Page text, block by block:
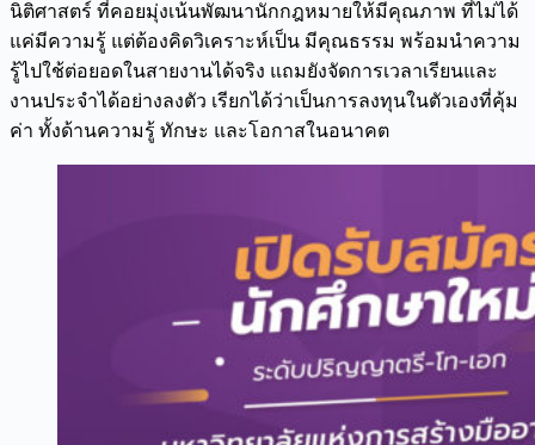
นิติศาสตร์ ที่คอยมุ่งเน้นพัฒนานักกฎหมายให้มีคุณภาพ ที่ไม่ได้
แค่มีความรู้ แต่ต้องคิดวิเคราะห์เป็น มีคุณธรรม พร้อมนำความ
รู้ไปใช้ต่อยอดในสายงานได้จริง แถมยังจัดการเวลาเรียนและ
งานประจำได้อย่างลงตัว เรียกได้ว่าเป็นการลงทุนในตัวเองที่คุ้ม
ค่า ทั้งด้านความรู้ ทักษะ และโอกาสในอนาคต